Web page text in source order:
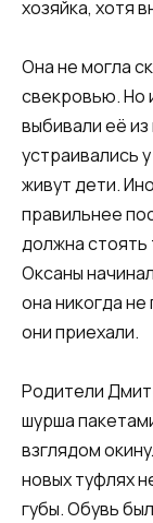
хозяйка, хотя
Она не могла
свекровью. Но
выбивали её
устраивались
живут дети.
правильнее
должна стоять
Оксаны
она никогда
они приехали.
Родители
шурша
взглядом
новых туфлях
губы. Обувь